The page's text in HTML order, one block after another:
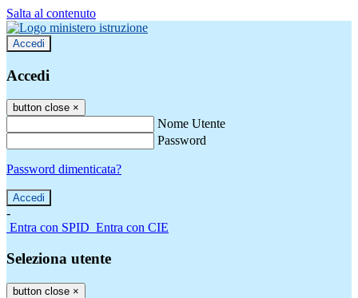
Salta al contenuto
Accedi
Accedi
button close ×
Nome Utente
Password
Password dimenticata?
-
Entra con SPID Entra con CIE
Seleziona utente
button close ×